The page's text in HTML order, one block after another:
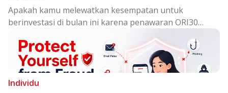
Apakah kamu melewatkan kesempatan untuk
berinvestasi di bulan ini karena penawaran ORI30
Individu